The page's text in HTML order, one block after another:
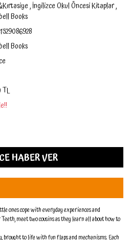
,İngilizce Okul Öncesi Kitaplar,
Books
Books
TL
HABER VER
ones cope with everyday experiences and
meet two cousins as they learn all about how to
brought to life with fun flaps and mechanisms. Each